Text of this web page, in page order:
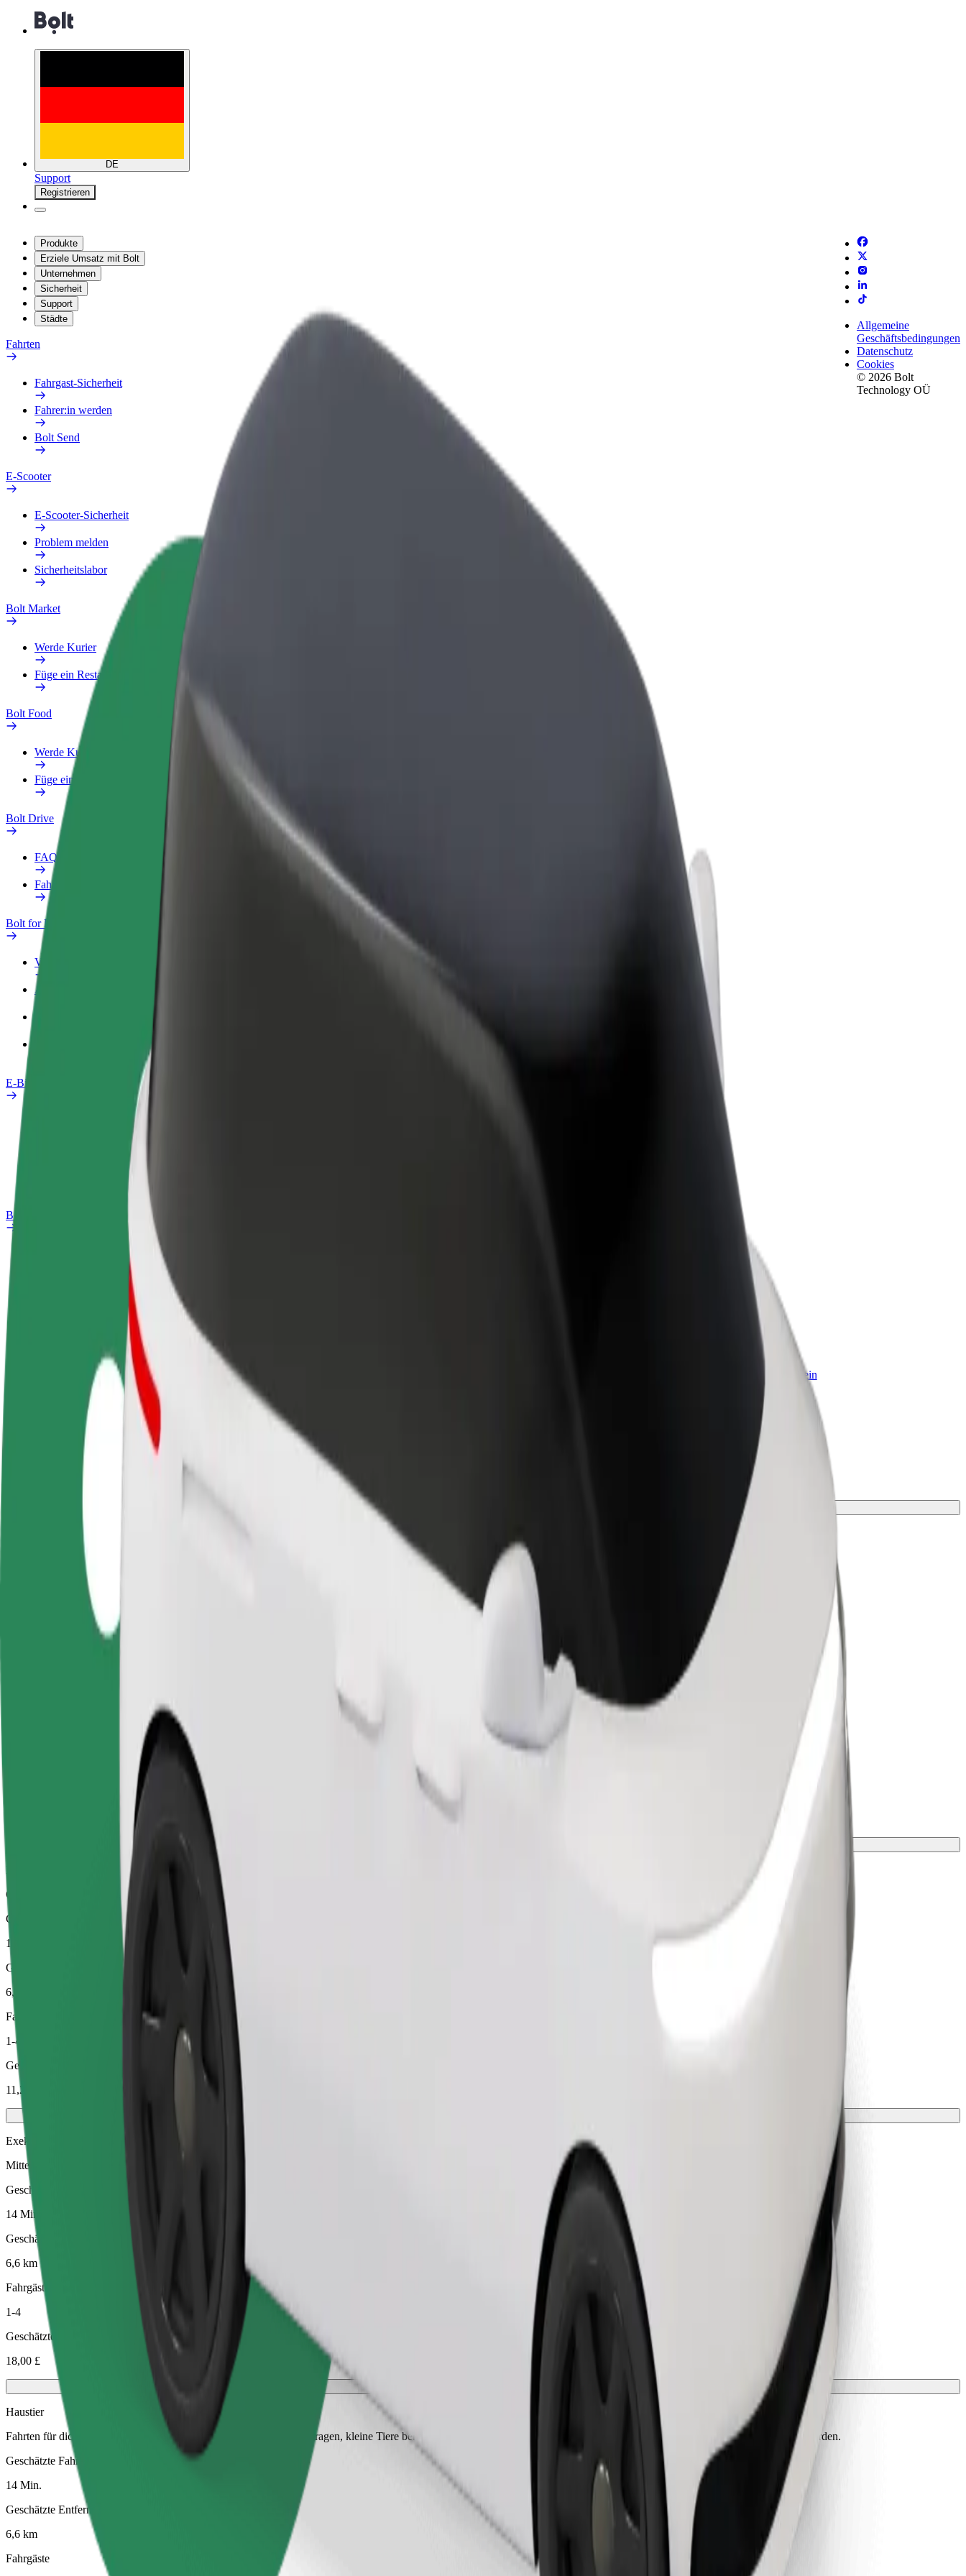
DE
Support
Registrieren
Produkte
Erziele Umsatz mit Bolt
Unternehmen
Sicherheit
Support
Städte
Fahrten
Fahrgast-Sicherheit
Fahrer:in werden
Bolt Send
E-Scooter
E-Scooter-Sicherheit
Problem melden
Sicherheitslabor
Bolt Market
Werde Kurier
Füge ein Restaurant oder Geschäft hinzu
Bolt Food
Werde Kurier
Füge ein Restaurant oder Geschäft hinzu
Bolt Drive
FAQ
Fahrzeug melden
Bolt for Business
Vorteile
Arbeitsprofil
Bolt Food für Unternehmen
E-Bikes
Bolt Plus
Werde Fahrer:in
Erziele Umsatz nach deinen
Bedingungen
Werde Kurier
Liefere Essen und werde
wöchentlich bezahlt
Bolt Produkte und Bolt Dienste für dein
Allgemeine
Geschäftsbedingungen
Datenschutz
Cookies
© 2026 Bolt
Technology OÜ
Komme von Birmingham Heartlands Hospital nach TK Maxx
Du möchtest von Birmingham Heartlands Hospital nach TK Maxx kommen? Entdecke unsere Services und finde das perfekte Angebot für deine Fahrt.
Birmingham Heartlands Hospital
Komfort und Entspannung sind nur wenige Klicks entfernt!
Zuverlässige Fahrten in mittelgroßen Alltagsfahrzeugen.
Komfort
Größere Autos mit mehr Beinfreiheit und Stauraum
Geschätzte Fahrtzeit
14 Min.
Geschätzte Entfernung
6,6 km
Fahrgäste
1-4
Geschätzter Preis
11,20 £
Exekutive
Mittelgroße Premium-Fahrzeuge mit hochwertiger Ausstattung
Geschätzte Fahrtzeit
14 Min.
Geschätzte Entfernung
6,6 km
Fahrgäste
1-4
Geschätzter Preis
18,00 £
Haustier
Fahrten für dich und dein Haustier. Hunde müssen einen Maulkorb tragen, kleine Tiere benötigen eine Transportbox und die Sitze müssen mit einer Decke oder Matte geschützt werden.
Geschätzte Fahrtzeit
14 Min.
Geschätzte Entfernung
6,6 km
Fahrgäste